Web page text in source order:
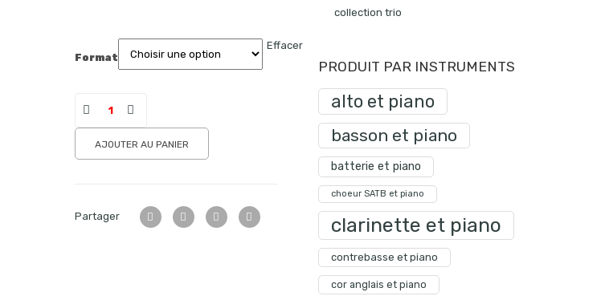
Format
Effacer
AJOUTER AU PANIER
Partager
collection trio
PRODUIT PAR INSTRUMENTS
alto et piano
basson et piano
batterie et piano
choeur SATB et piano
clarinette et piano
contrebasse et piano
cor anglais et piano